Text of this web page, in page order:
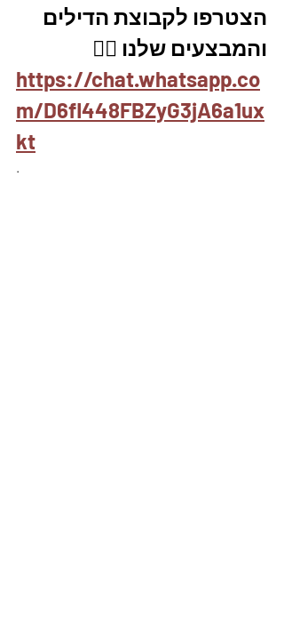
הצטרפו לקבוצת הדילים
והמבצעים שלנו 👇🏽
https://chat.whatsapp.co
m/D6fl448FBZyG3jA6a1ux
kt
.